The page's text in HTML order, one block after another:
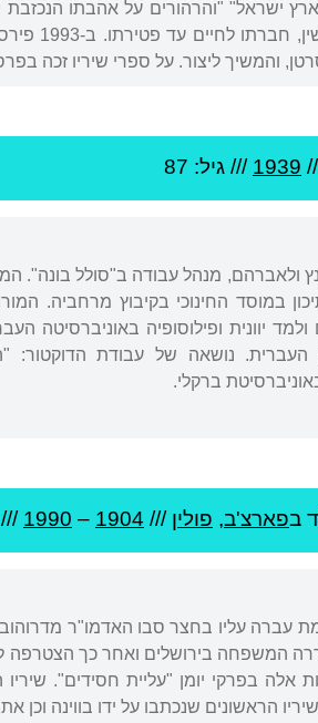
1977).
על ספרי שיריו זכה בפרס ביאליק (1990) ובפרס
1939 /// גיל: 87
ולאברהם, מנהל עבודה ב"סולל בונה".
במוסד החינוכי בקיבוץ מרחביה.
יוונית ופילוסופיה באוניברסיטה
בפארצ'ב, פולין ///
1904
–
1990
///
עברה עליו בחצר סבו האדמו"ר
תחילה התגוררה המשפחה בירושלים ואחר
אלה בפרקי יומן "עליית חסידים".
הראשונים שנכתבו על ידו בווינה